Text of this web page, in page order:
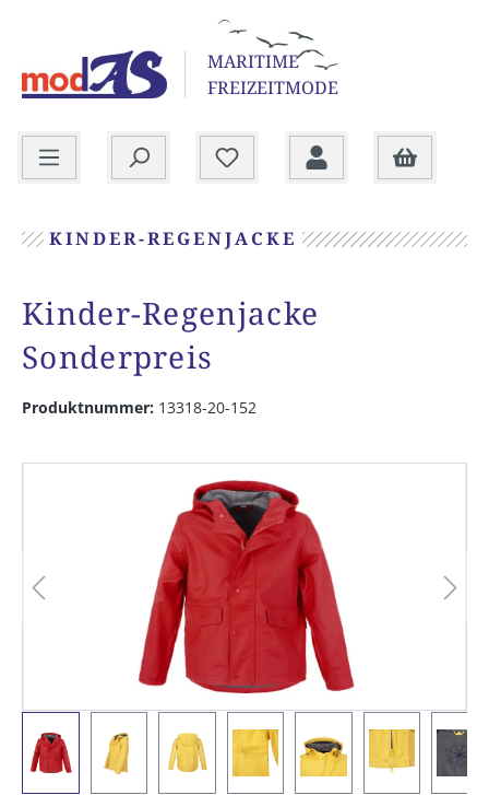
MARITIME
FREIZEITMODE
KINDER-REGENJACKE
Kinder-Regenjacke
Sonderpreis
Produktnummer: 13318-20-152